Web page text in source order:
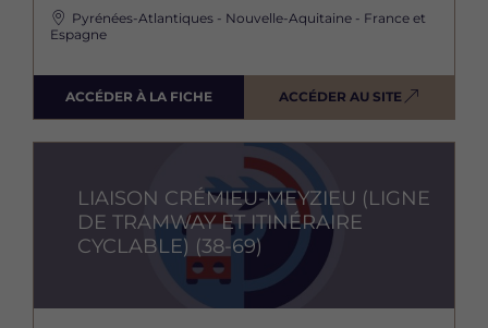
Pyrénées-Atlantiques - Nouvelle-Aquitaine - France et
Espagne
ACCÉDER À LA FICHE ACCÉDER AU SITE
LIAISON CRÉMIEU-MEYZIEU (LIGNE
DE TRAMWAY ET ITINÉRAIRE
CYCLABLE) (38-69)